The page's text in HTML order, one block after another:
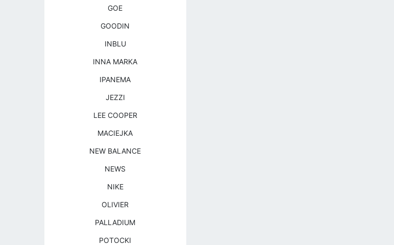
GOE
GOODIN
INBLU
INNA MARKA
IPANEMA
JEZZI
LEE COOPER
MACIEJKA
NEW BALANCE
NEWS
NIKE
OLIVIER
PALLADIUM
POTOCKI